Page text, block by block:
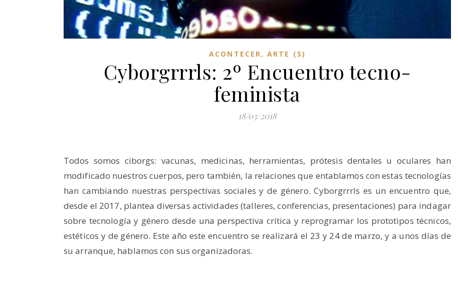
ACONTECER,ARTE (S)
Cyborgrrrls: 2º Encuentro tecno-
feminista
18/03/2018
Todos somos ciborgs: vacunas, medicinas, herramientas, prótesis dentales u oculares han
modificado nuestros cuerpos, pero también, la relaciones que entablamos con estas tecnologías
han cambiando nuestras perspectivas sociales y de género. Cyborgrrrls es un encuentro que,
desde el 2017, plantea diversas actividades (talleres, conferencias, presentaciones) para indagar
sobre tecnología y género desde una perspectiva crítica y reprogramar los prototipos técnicos,
estéticos y de género. Este año este encuentro se realizará el 23 y 24 de marzo, y a unos días de
su arranque, hablamos con sus organizadoras.